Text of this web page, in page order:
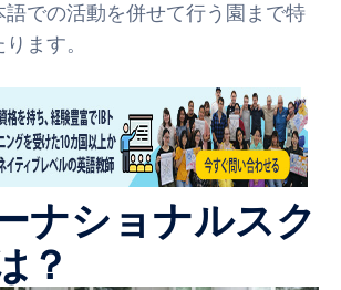
での活動を併せて行う園まで特
ます。
ナショナルスク
？